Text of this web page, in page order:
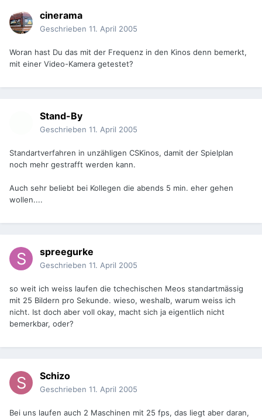
cinerama
Geschrieben 11. April 2005
Woran hast Du das mit der Frequenz in den Kinos denn bemerkt,
mit einer Video-Kamera getestet?
Stand-By
Geschrieben 11. April 2005
Standartverfahren in unzähligen CSKinos, damit der Spielplan
noch mehr gestrafft werden kann.
Auch sehr beliebt bei Kollegen die abends 5 min. eher gehen
wollen....
spreegurke
Geschrieben 11. April 2005
so weit ich weiss laufen die tchechischen Meos standartmässig
mit 25 Bildern pro Sekunde. wieso, weshalb, warum weiss ich
nicht. Ist doch aber voll okay, macht sich ja eigentlich nicht
bemerkbar, oder?
Schizo
Geschrieben 11. April 2005
Bei uns laufen auch 2 Maschinen mit 25 fps, das liegt aber daran,